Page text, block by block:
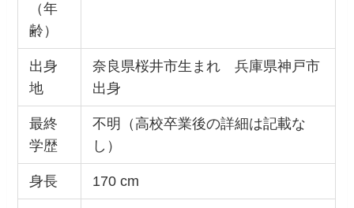
（年
齢）
出身
地
奈良県桜井市生まれ 兵庫県神戸市
出身
最終
学歴
不明（高校卒業後の詳細は記載な
し）
身長 170 cm